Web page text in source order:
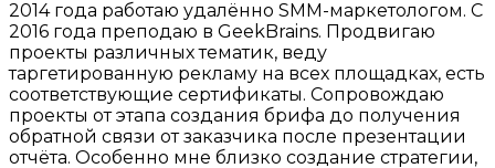
2014 года работаю удалённо SMM-маркетологом. С
2016 года преподаю в GeekBrains. Продвигаю
проекты различных тематик, веду
таргетированную рекламу на всех площадках, есть
соответствующие сертификаты. Сопровождаю
проекты от этапа создания брифа до получения
обратной связи от заказчика после презентации
отчёта. Особенно мне близко создание стратегии,